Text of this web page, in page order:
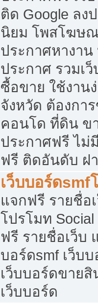
ติด Google ลง
นิยม โพสโฆษ
ประกาศหางาน
ประกาศ รวมเ
ซื้อขาย ใช้งาน
จังหวัด ต้องกา
คอนโด ที่ดิน ข
ประกาศฟรี ไม่
ฟรี ติดอันดับ ฝ
เว็บบอร์ดsmf
แจกฟรี รายชื่อ
โปรโมท
ฟรี รายชื่อเว็บ
บอร์ดsmf เว็บ
เว็บบอร์ดขาย
เว็บบอร์ด